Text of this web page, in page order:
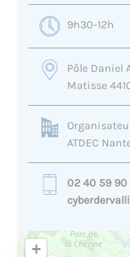
9h30-12h
Pôle Daniel
Matisse
ATDEC
02 40 59 90
+